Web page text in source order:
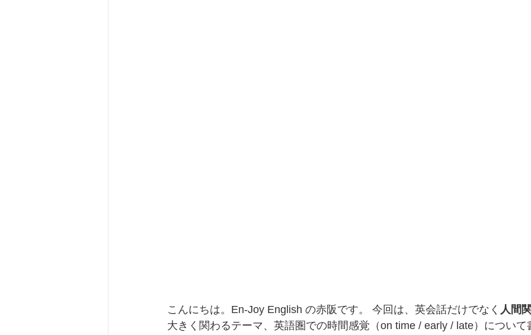
こんにちは。En-Joy English の赤阪です。 今回は、英会話だけでなく 人間
大きく関わるテーマ、英語圏での時間感覚（on time / early / late）について